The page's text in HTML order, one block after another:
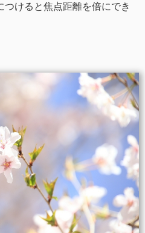
けると焦点距離を倍にでき